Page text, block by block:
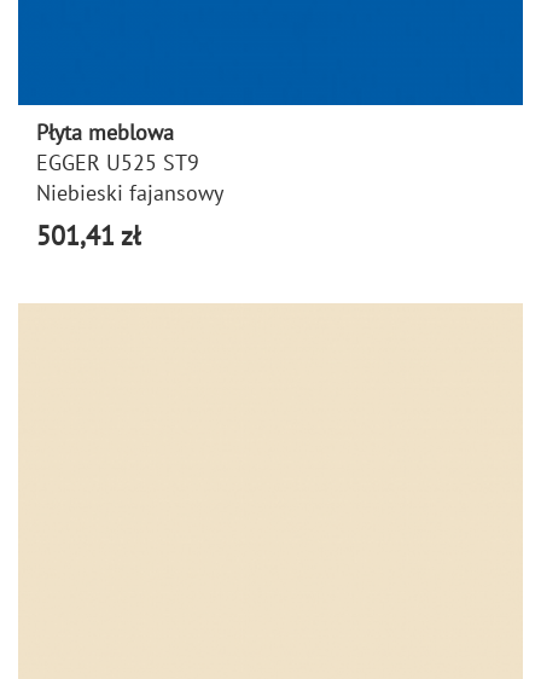
Płyta meblowa
EGGER U525 ST9
Niebieski fajansowy
501,41 zł